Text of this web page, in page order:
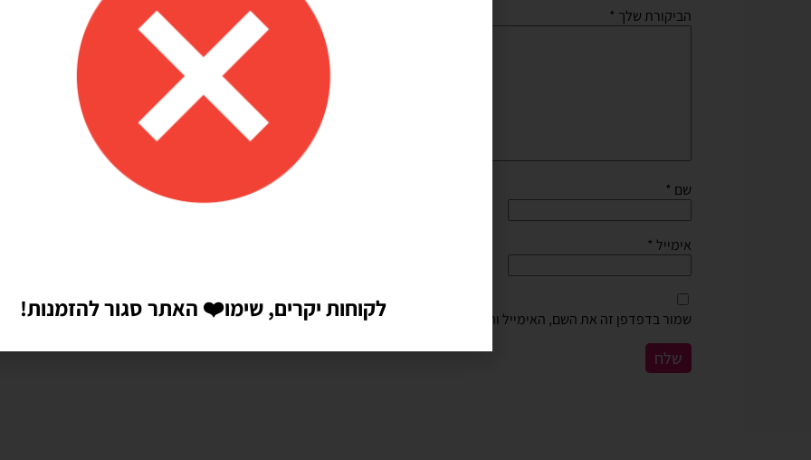
הביקורת שלך *
שם *
אימייל *
שמור בדפדפן זה את השם, האימייל והאתר שלי לפעם הבאה שאגיב.לקוחות יקרים, שימו❤️ האתר סגור להזמנות!